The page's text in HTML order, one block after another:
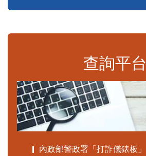
查詢平台
內政部警政署「打詐儀錶板」